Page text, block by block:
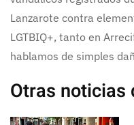
Lanzarote contra
LGTBIQ+, tanto en
hablamos de simples
Otras noticias